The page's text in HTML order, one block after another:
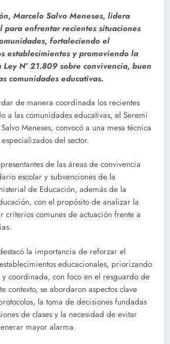
Marcelo Salvo Meneses, lidera
para enfrentar recientes situaciones
fortaleciendo el
establecimientos y promoviendo la
N° 21.809 sobre convivencia, buen
comunidades educativas.
de manera coordinada los recientes
a las comunidades educativas, el Seremi
Meneses, convocó a una mesa técnica
del sector.
de las áreas de convivencia
escolar y subvenciones de la
de Educación, además de la
con el propósito de analizar la
criterios comunes de actuación frente a
la importancia de reforzar el
educacionales, priorizando
y coordinada, con foco en el resguardo de
contexto, se abordaron aspectos clave
la toma de decisiones fundadas
de clases y la necesidad de evitar
mayor alarma.